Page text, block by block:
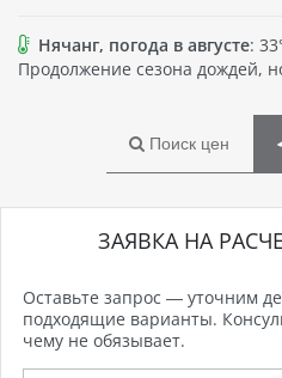
Нячанг, погода в августе:
Продолжение сезона дождей,
Поиск цен
ЗАЯВКА НА
Оставьте запрос — уточним
подходящие варианты.
чему не обязывает.